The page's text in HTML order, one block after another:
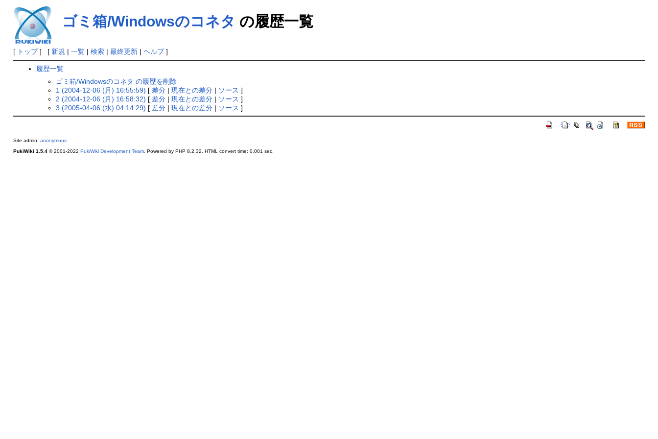
ゴミ箱/Windowsのコネタ の履歴一覧
[ トップ] [ 新規 | 一覧| 検索| 最終更新| ヘルプ]
履歴一覧
ゴミ箱/Windowsのコネタ の履歴を削除
1 (2004-12-06 (月) 16:55:59) [ 差分 |現在との差分 | ソース ]
2 (2004-12-06 (月) 16:58:32) [ 差分 |現在との差分 | ソース ]
3 (2005-04-06 (水) 04:14:29) [ 差分 |現在との差分 | ソース ]
Site admin: anonymous
PukiWiki 1.5.4© 2001-2022 PukiWiki Development Team. Powered by PHP 8.2.32. HTML convert time: 0.001 sec.